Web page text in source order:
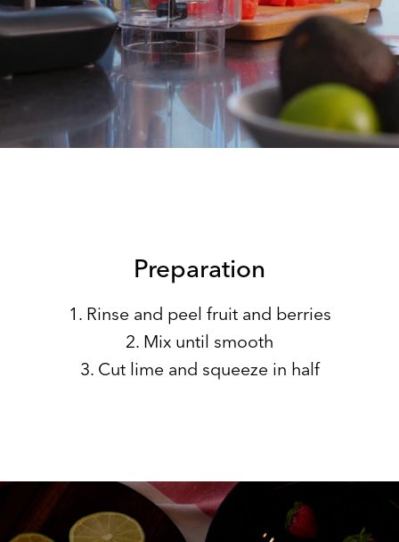
Preparation
1. Rinse and peel fruit and berries
2. Mix until smooth
3. Cut lime and squeeze in half